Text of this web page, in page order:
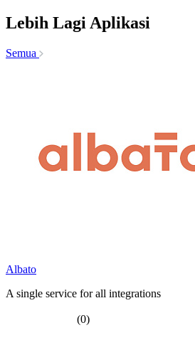
Lebih Lagi Aplikasi
Semua
Albato
A single service for all integrations
(0)